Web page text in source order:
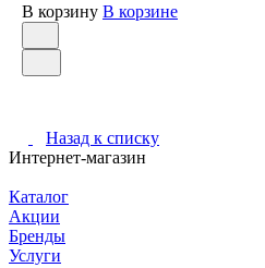
В корзину В корзине
Назад к списку
Интернет-магазин
Каталог
Акции
Бренды
Услуги